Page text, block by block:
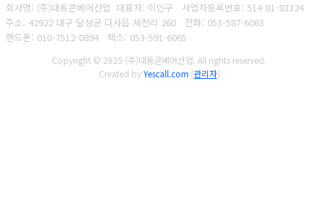
회사명: (주)대동콘베어산업 대표자: 이인구 사업자등록번호: 514-81-83324
주소: 42922 대구 달성군 다사읍 세천리 260 전화: 053-587-6063
핸드폰: 010-7512-0894
팩스: 053-591-6065
Copyright © 2025 (주)대동콘베어산업. All rights reserved.
Created byYescall.com [관리자]